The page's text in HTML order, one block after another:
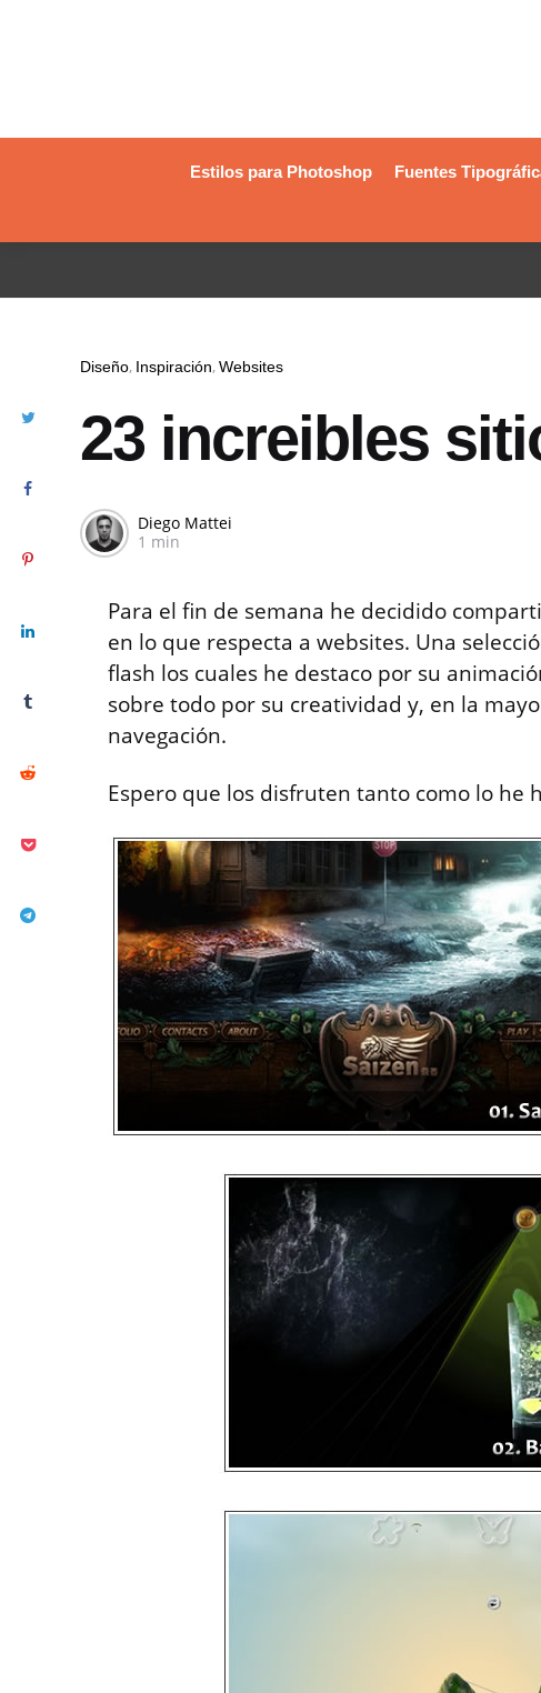
Estilos para Photoshop Fuentes
Diseño Inspiración Websites
23 increibles
Diego Mattei
1 min
Para el fin de semana he decidido
en lo que respecta a websites. Una
flash los cuales he destaco por su
sobre todo por su creatividad y, en la
navegación.
Espero que los disfruten tanto como lo he